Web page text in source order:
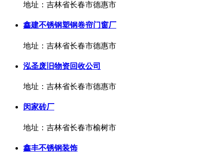
地址：吉林省长春市德惠市
鑫建不锈钢塑钢卷帘门窗厂
地址：吉林省长春市德惠市
泓圣废旧物资回收公司
地址：吉林省长春市德惠市
闵家砖厂
地址：吉林省长春市榆树市
鑫丰不锈钢装饰